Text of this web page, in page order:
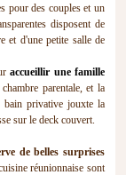
pour des couples et un
disposent de
et d'une petite salle de
accueillir une famille
parentale, et la
bain privative jouxte la
sur le deck couvert.
de belles surprises
réunionnaise sont